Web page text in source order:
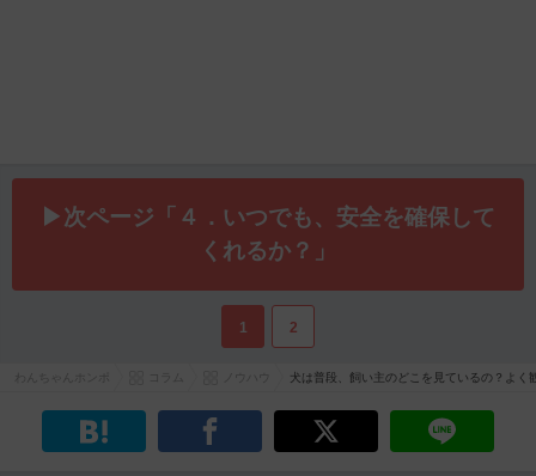
▶次ページ「４．いつでも、安全を確保して
くれるか？」
1 2
犬は普段、飼い主のどこを見ているの？よく